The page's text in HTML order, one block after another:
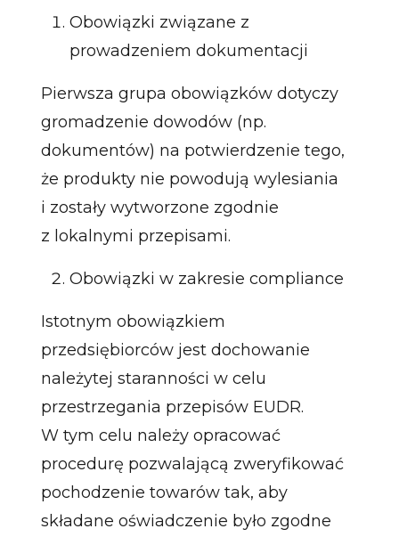
Obowiązki związane z
prowadzeniem dokumentacji
Pierwsza grupa obowiązków dotyczy
gromadzenie dowodów (np.
dokumentów) na potwierdzenie tego,
że produkty nie powodują wylesiania
i zostały wytworzone zgodnie
z lokalnymi przepisami.
Obowiązki w zakresie compliance
Istotnym obowiązkiem
przedsiębiorców jest dochowanie
należytej staranności w celu
przestrzegania przepisów EUDR.
W tym celu należy opracować
procedurę pozwalającą zweryfikować
pochodzenie towarów tak, aby
składane oświadczenie było zgodne